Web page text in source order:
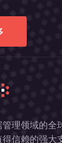
理领域的全
信赖的强大